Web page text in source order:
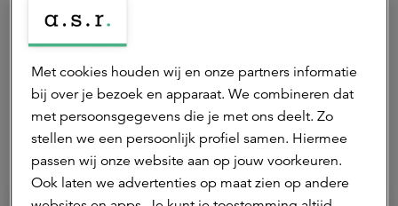
medeverantwoordelijk voor het fondsbeheer,
Hierna lezen
Met cookies houden wij en onze partners informatie
bij over je bezoek en apparaat. We combineren dat
met persoonsgegevens die je met ons deelt. Zo
stellen we een persoonlijk profiel samen. Hiermee
passen wij onze website aan op jouw voorkeuren.
Ook laten we advertenties op maat zien op andere